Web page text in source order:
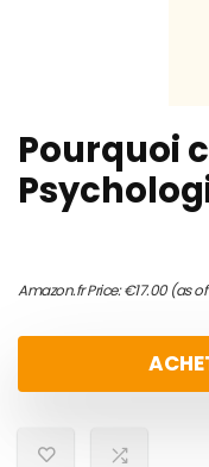
Pourquoi
Amazon.fr Price:€17.00(as of